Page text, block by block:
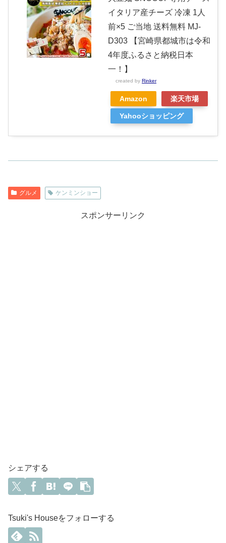
イタリア産チーズ 冷凍 1人
前×5 ご当地 送料無料 MJ-
D303 【宮崎県都城市は令和
4年度ふるさと納税日本
一！】
created by Rinker
Amazon 楽天市場
Yahooショッピング
グルメ ケンミンショー
スポンサーリンク
シェアする
Tsuki's Houseをフォローする